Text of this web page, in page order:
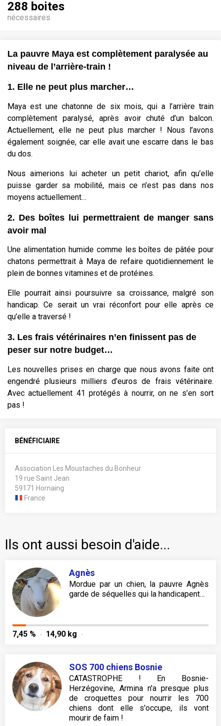
288 boites
nécessaires
La pauvre Maya est complètement paralysée au
niveau de l’arrière-train !
1. Elle ne peut plus marcher…
Maya est une chatonne de six mois, qui a l’arrière train
complètement paralysé, après avoir chuté d’un balcon.
Actuellement, elle ne peut plus marcher ! Nous l’avons
également soignée, car elle avait une escarre dans le bas
du dos.
Nous aimerions lui acheter un petit chariot, afin qu’elle
puisse garder sa mobilité, mais ce n’est pas dans nos
moyens actuellement…
2. Des boîtes lui permettraient de manger sans
avoir mal
Une alimentation humide comme les boîtes de pâtée pour
chatons permettrait à Maya de refaire quotidiennement le
plein de bonnes vitamines et de protéines.
Elle pourrait ainsi poursuivre sa croissance, malgré son
handicap. Ce serait un vrai réconfort pour elle après ce
qu’elle a traversé !
3. Les frais vétérinaires n’en finissent pas de
peser sur notre budget…
Les nouvelles prises en charge que nous avons faite ont
engendré plusieurs milliers d’euros de frais vétérinaire.
Avec actuellement 41 protégés à nourrir, on ne s’en sort
pas !
BÉNÉFICIAIRE
Association Les Moustaches du Bonheur
19 rue Saint Jean
59171 Hornaing
France
Ils ont aussi besoin d'aide...
Agnès
Mordue par un chien, la pauvre Agnès
garde de séquelles qui la handicapent…
7,45 % 14,90 kg
SOS 700 chiens Bosnie
CATASTROPHE ! En Bosnie-
Herzégovine, Armina n'a presque plus
de croquettes pour nourrir les 700
chiens dont elle s'occupe, ils vont
mourir de faim !